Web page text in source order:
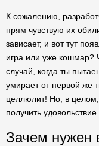
К сожалению,
прям чувствую их
зависает, и вот тут
игра или уже кошмар?
случай, когда ты
умирает от первой же
целлюлит! Но, в
получить удовольствие
Зачем нужен